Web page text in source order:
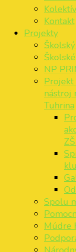
Kontakt
Projekty
NP
Projekt
nástroj
Tuhrina
Spolu
Múdre